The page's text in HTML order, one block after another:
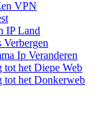
VPN
IP Land
Verbergen
Ip Veranderen
tot het Diepe Web
tot het Donkerweb